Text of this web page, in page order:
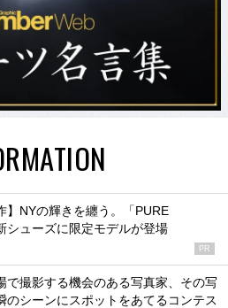
】NYの輝きを纏う。「PURE
シューズに限定モデルが登場
PR
で撮影する機会のある写真家、その写
のシーンにスポットをあてるコンテス